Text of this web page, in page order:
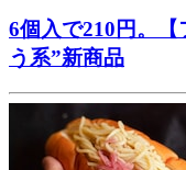
6個入で210円。
う系”新商品